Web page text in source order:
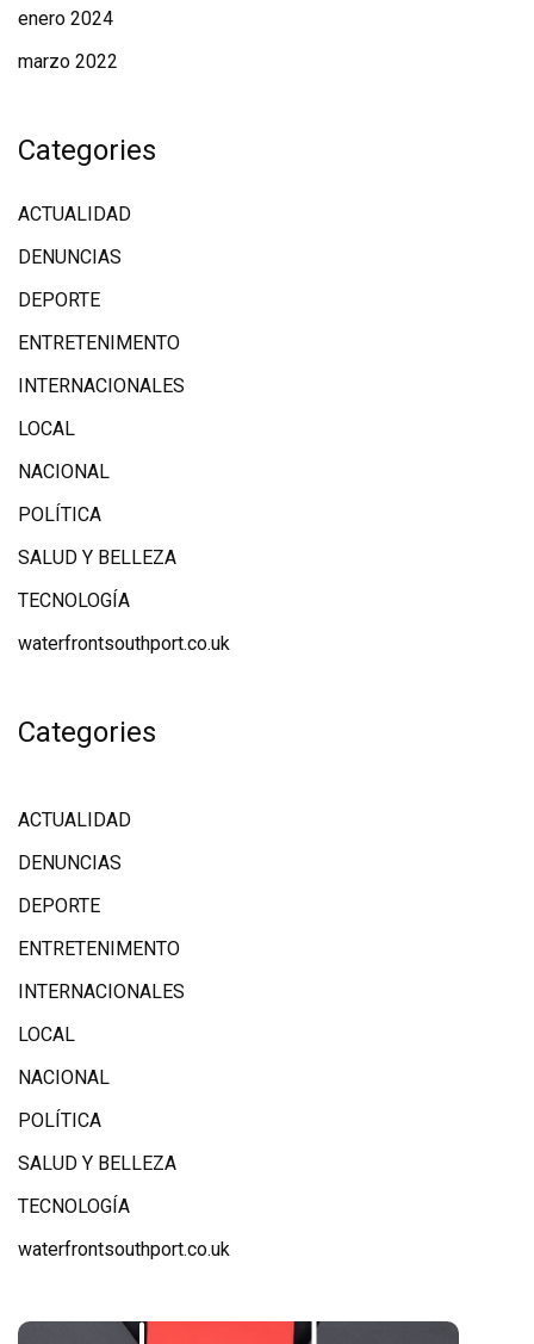
enero 2024
marzo 2022
Categories
ACTUALIDAD
DENUNCIAS
DEPORTE
ENTRETENIMENTO
INTERNACIONALES
LOCAL
NACIONAL
POLÍTICA
SALUD Y BELLEZA
TECNOLOGÍA
waterfrontsouthport.co.uk
Categories
ACTUALIDAD
DENUNCIAS
DEPORTE
ENTRETENIMENTO
INTERNACIONALES
LOCAL
NACIONAL
POLÍTICA
SALUD Y BELLEZA
TECNOLOGÍA
waterfrontsouthport.co.uk